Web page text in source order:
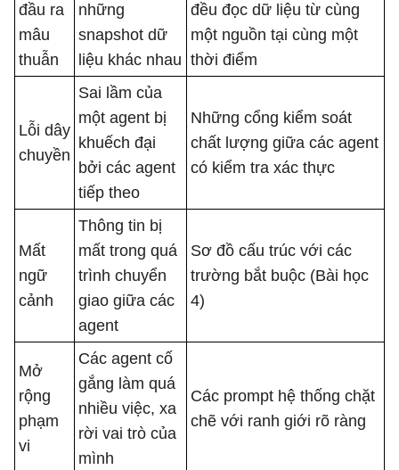
đầu ra
mâu
thuẫn
những
snapshot dữ
liệu khác nhau
đều đọc dữ liệu từ cùng
một nguồn tại cùng một
thời điểm
Lỗi dây
chuyền
Sai lầm của
một agent bị
khuếch đại
bởi các agent
tiếp theo
Những cổng kiểm soát
chất lượng giữa các agent
có kiểm tra xác thực
Mất
ngữ
cảnh
Thông tin bị
mất trong quá
trình chuyển
giao giữa các
agent
Sơ đồ cấu trúc với các
trường bắt buộc (Bài học
4)
Mở
rộng
phạm
vi
Các agent cố
gắng làm quá
nhiều việc, xa
rời vai trò của
mình
Các prompt hệ thống chặt
chẽ với ranh giới rõ ràng